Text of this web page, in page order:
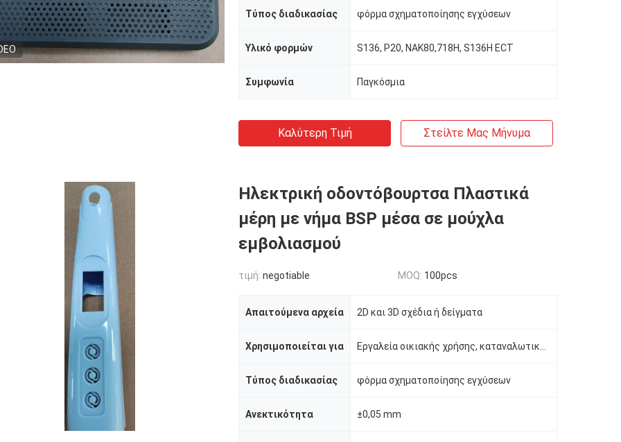
Τύπος διαδικασίας φόρμα σχηματοποίησης εγχύσεων
Υλικό φορμών S136, P20, NAK80,718H, S136H ECT
Συμφωνία Παγκόσμια
Καλύτερη Τιμή Στείλτε Μας Μήνυμα
Ηλεκτρική οδοντόβουρτσα Πλαστικά
μέρη με νήμα BSP μέσα σε μούχλα
εμβολιασμού
τιμή: negotiable MOQ: 100pcs
Απαιτούμενα αρχεία 2D και 3D σχέδια ή δείγματα
Χρησιμοποιείται για
Τύπος διαδικασίας φόρμα σχηματοποίησης εγχύσεων
Ανεκτικότητα ±0,05 mm